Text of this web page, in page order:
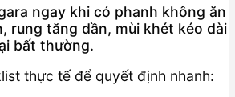
ngay khi có phanh không ăn
rung tăng dần, mùi khét kéo dài
bất thường.
thực tế để quyết định nhanh: